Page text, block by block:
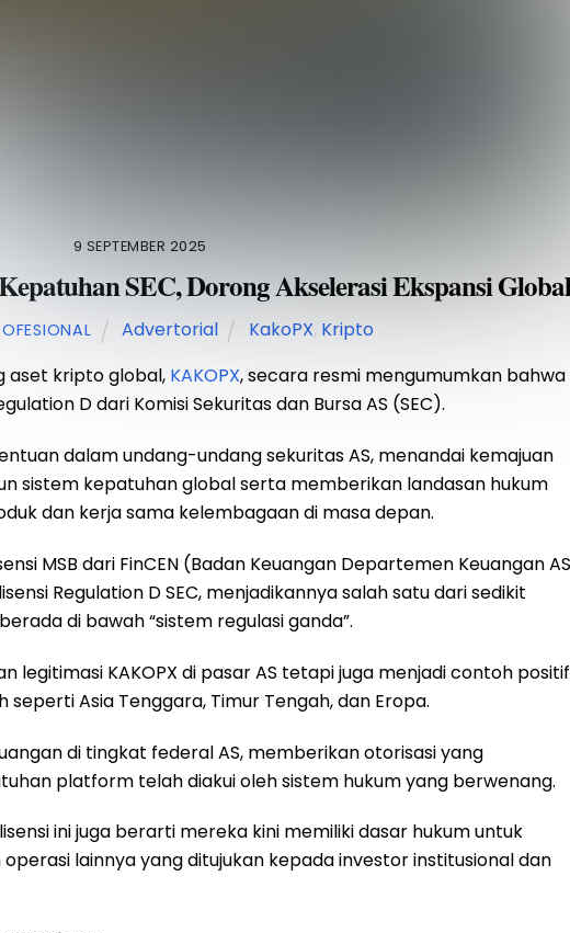
9 SEPTEMBER 2025
SEC, Dorong Akselerasi Ekspansi Global
Advertorial KakoPX Kripto
aset kripto global, KAKOPX, secara resmi mengumumkan bahwa
D dari Komisi Sekuritas dan Bursa AS (SEC).
dalam undang-undang sekuritas AS, menandai kemajuan
sistem kepatuhan global serta memberikan landasan hukum
dan kerja sama kelembagaan di masa depan.
MSB dari FinCEN (Badan Keuangan Departemen Keuangan
Regulation D SEC, menjadikannya salah satu dari sedikit
di bawah “sistem regulasi ganda”.
legitimasi KAKOPX di pasar AS tetapi juga menjadi contoh positif
Asia Tenggara, Timur Tengah, dan Eropa.
di tingkat federal AS, memberikan otorisasi yang
platform telah diakui oleh sistem hukum yang berwenang.
ini juga berarti mereka kini memiliki dasar hukum untuk
lainnya yang ditujukan kepada investor institusional dan